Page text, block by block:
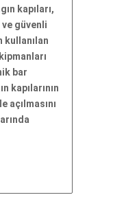
kapıları,
ve güvenli
kullanılan
bar
kapılarının
açılmasını